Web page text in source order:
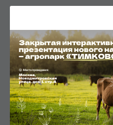
доступны для вашего
Я соглашаюсь с
конфиденциальностии
информационные